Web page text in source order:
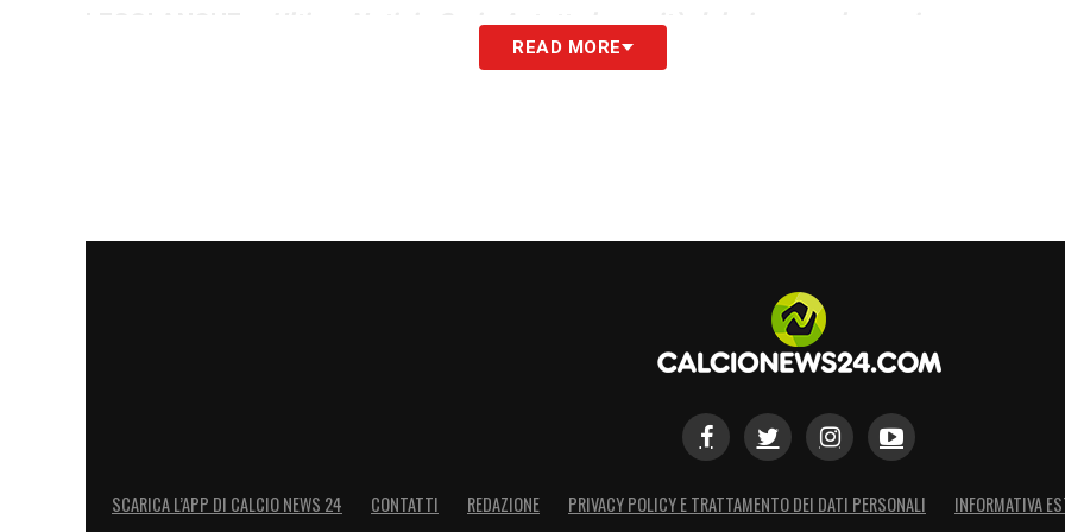
Ultime Notizie Serie A: tutte le novità del giorno sul massimo
READ MORE
SCARICA L’APP DI CALCIO NEWS 24 CONTATTI REDAZIONE PRIVACY POLICY E TRATTAMENTO DEI DATI PERSONALI INFORMATIVA